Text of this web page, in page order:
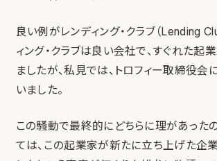
良い例がレンディング・クラブ（Lending
ィング・クラブは良い会社で、すぐれた起
ましたが、私見では、トロフィー取締役会
いました。
この騒動で最終的にどちらに理があった
ては、この起業家が新たに立ち上げた企